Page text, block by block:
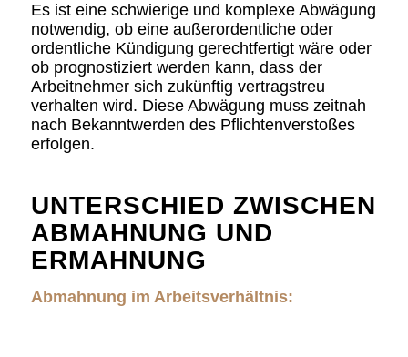
Es ist eine schwierige und komplexe Abwägung
notwendig, ob eine außerordentliche oder
ordentliche Kündigung gerechtfertigt wäre oder
ob prognostiziert werden kann, dass der
Arbeitnehmer sich zukünftig vertragstreu
verhalten wird. Diese Abwägung muss zeitnah
nach Bekanntwerden des Pflichtenverstoßes
erfolgen.
UNTERSCHIED ZWISCHEN
ABMAHNUNG UND
ERMAHNUNG
Abmahnung im Arbeitsverhältnis: